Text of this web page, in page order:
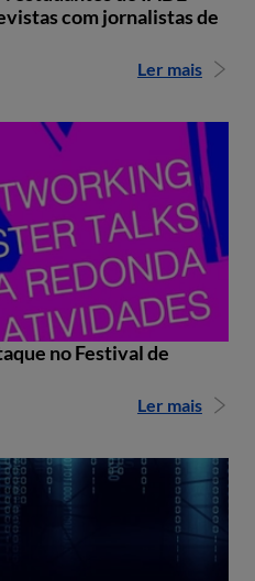
com jornalistas de
Ler mais
no Festival de
Ler mais